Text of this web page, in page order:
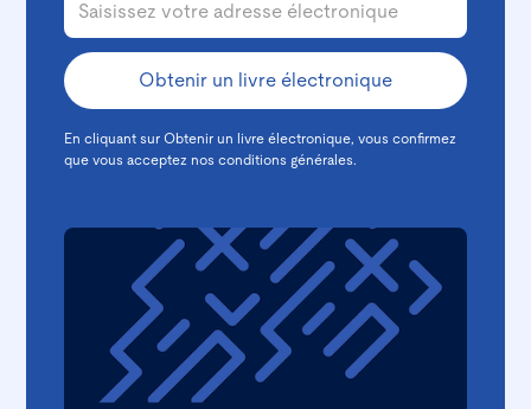
En cliquant sur Obtenir un livre électronique, vous confirmez
que vous acceptez nosconditions générales.